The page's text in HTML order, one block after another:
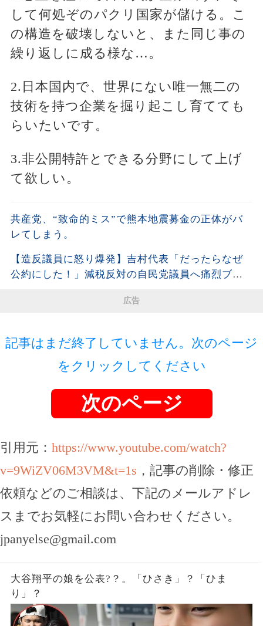
して何処ぞのパクリ国家が儲ける。こ
の構造を破壊しないと、また同じ事の
繰り返しに成る様な…。
2.日本国内で、世界にない唯一無二の
技術を持つ企業を掘り起こし育てても
らいたいです。
3.非公開特許とできる分野にして上げ
て欲しい。
共産党、“致命的ミス”で熊本地震募金の正体がバ
レてしまう。
【造反議員に怒り爆発】吉村代表「だったらなぜ
公約にした！」減税反対の自民党議員へ痛烈ブチ
広告
記事はまだ終了していません。次のページ
をクリックしてください
次のページ
引用元： https://www.youtube.com/watch?
v=9WiZV06M3VM&t=1s ，記事の削除・修正
依頼などのご相談は、下記のメールアドレ
スまでお気軽にお問い合わせください。
jpanyelse@gmail.com
大谷翔平の娘を公表?？。「ひさき」？「ひま
り」？